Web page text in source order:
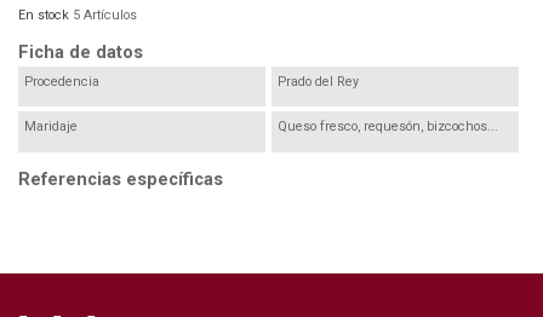
En stock 5 Artículos
Ficha de datos
Procedencia Prado del Rey
Maridaje Queso fresco, requesón, bizcochos...
Referencias específicas